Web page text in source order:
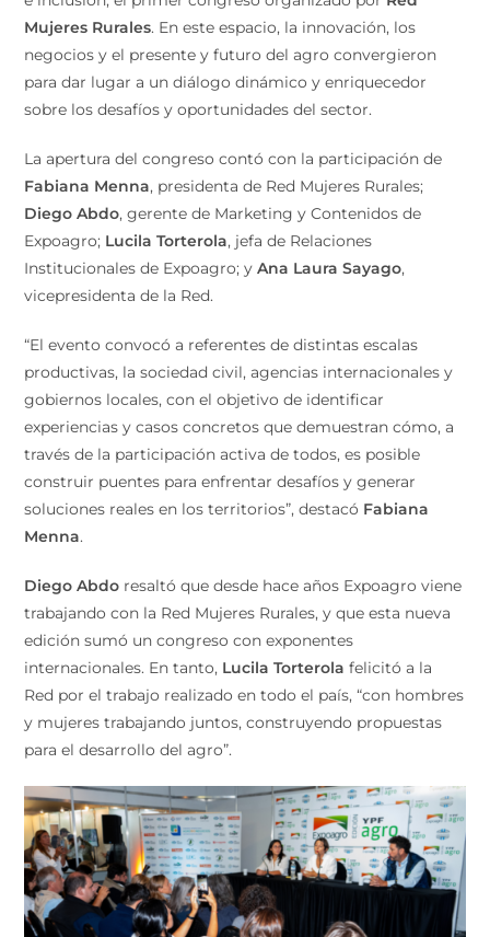
Mujeres Rurales. En este espacio, la innovación, los
negocios y el presente y futuro del agro convergieron
para dar lugar a un diálogo dinámico y enriquecedor
sobre los desafíos y oportunidades del sector.
La apertura del congreso contó con la participación de
Fabiana Menna, presidenta de Red Mujeres Rurales;
Diego Abdo, gerente de Marketing y Contenidos de
Expoagro; Lucila Torterola, jefa de Relaciones
Institucionales de Expoagro; y Ana Laura Sayago,
vicepresidenta de la Red.
“El evento convocó a referentes de distintas escalas
productivas, la sociedad civil, agencias internacionales y
gobiernos locales, con el objetivo de identificar
experiencias y casos concretos que demuestran cómo, a
través de la participación activa de todos, es posible
construir puentes para enfrentar desafíos y generar
soluciones reales en los territorios”, destacó Fabiana
Menna.
Diego Abdo resaltó que desde hace años Expoagro viene
trabajando con la Red Mujeres Rurales, y que esta nueva
edición sumó un congreso con exponentes
internacionales. En tanto, Lucila Torterolafelicitó a la
Red por el trabajo realizado en todo el país, “con hombres
y mujeres trabajando juntos, construyendo propuestas
para el desarrollo del agro”.